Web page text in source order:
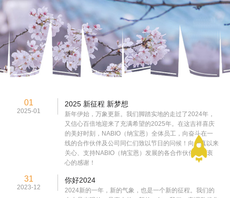
01
2025-01
2025 新征程 新梦想
新年伊始，万象更新。我们脚踏实地的走过了2024年，
又信心百倍地迎来了充满希望的2025年。在这吉祥喜庆
的美好时刻，NABIO（纳宝恩）全体员工，向奋斗在一
线的合作伙伴及公司同仁们致以节日的问候！向一真以来
关心、支持NABIO（纳宝恩）发展的各合作伙伴表示衷
心的感谢！
31
2023-12
你好2024
2024新的一年，新的气象，也是一个新的征程。我们的